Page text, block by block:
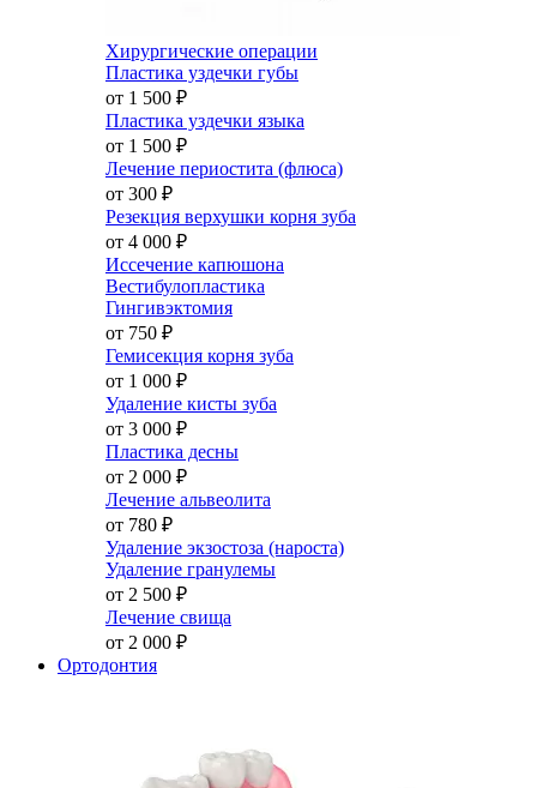
Хирургические операции
Пластика уздечки губы
от 1 500 ₽
Пластика уздечки языка
от 1 500 ₽
Лечение периостита (флюса)
от 300 ₽
Резекция верхушки корня зуба
от 4 000 ₽
Иссечение капюшона
Вестибулопластика
Гингивэктомия
от 750 ₽
Гемисекция корня зуба
от 1 000 ₽
Удаление кисты зуба
от 3 000 ₽
Пластика десны
от 2 000 ₽
Лечение альвеолита
от 780 ₽
Удаление экзостоза (нароста)
Удаление гранулемы
от 2 500 ₽
Лечение свища
от 2 000 ₽
Ортодонтия